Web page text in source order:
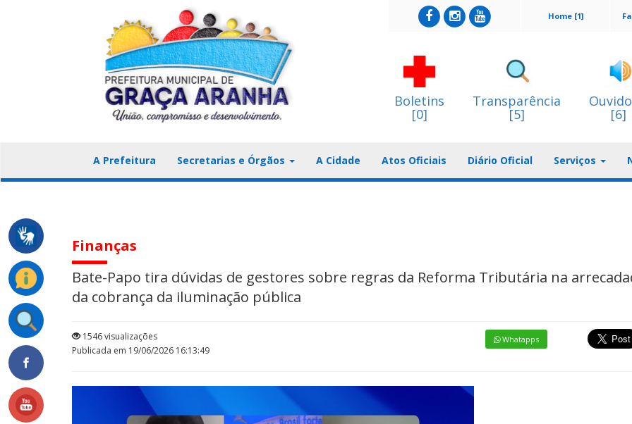
Home [1]
Boletins
[0]
Transparência
[5] [6]
A Prefeitura Secretarias e Órgãos A Cidade Atos Oficiais Diário Oficial Serviços
Finanças
Bate-Papo tira dúvidas de gestores sobre regras da Reforma Tributária na
da cobrança da iluminação pública
1546 visualizações
Publicada em 19/06/2026 16:13:49
Whatapps